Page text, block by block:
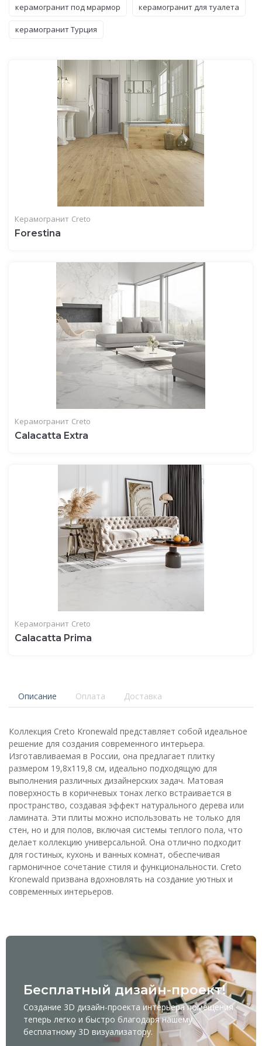
керамогранит под мрармор керамогранит для туалета
керамогранит Турция
Керамогранит Creto
Forestina
Керамогранит Creto
Calacatta Extra
Керамогранит Creto
Calacatta Prima
Описание Оплата Доставка
Коллекция Creto Kronewald представляет собой идеальное
решение для создания современного интерьера.
Изготавливаемая в России, она предлагает плитку
размером 19,8x119,8 см, идеально подходящую для
выполнения различных дизайнерских задач. Матовая
поверхность в коричневых тонах легко встраивается в
пространство, создавая эффект натурального дерева или
ламината. Эти плиты можно использовать не только для
стен, но и для полов, включая системы теплого пола, что
делает коллекцию универсальной. Она отлично подходит
для гостиных, кухонь и ванных комнат, обеспечивая
гармоничное сочетание стиля и функциональности. Creto
Kronewald призвана вдохновлять на создание уютных и
современных интерьеров.
Бесплатный дизайн-проект!
Создание 3D дизайн-проекта интерьера помещения
теперь легко и быстро благодаря нашему
бесплатному 3D визуализатору.